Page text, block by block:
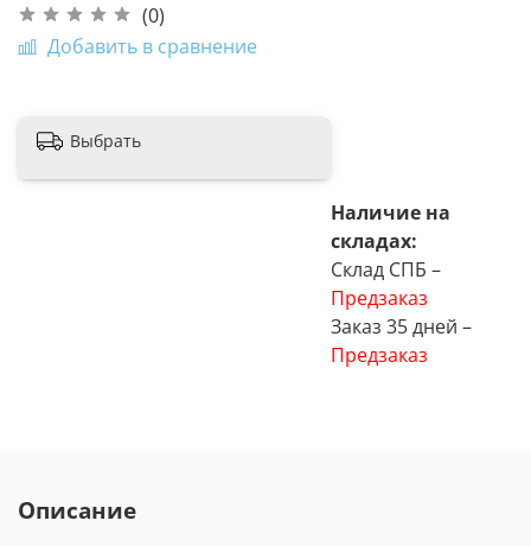
(0)
Добавить в сравнение
Наличие на
складах:
Склад СПБ –
Предзаказ
Заказ 35 дней –
Предзаказ
Выбрать
Описание